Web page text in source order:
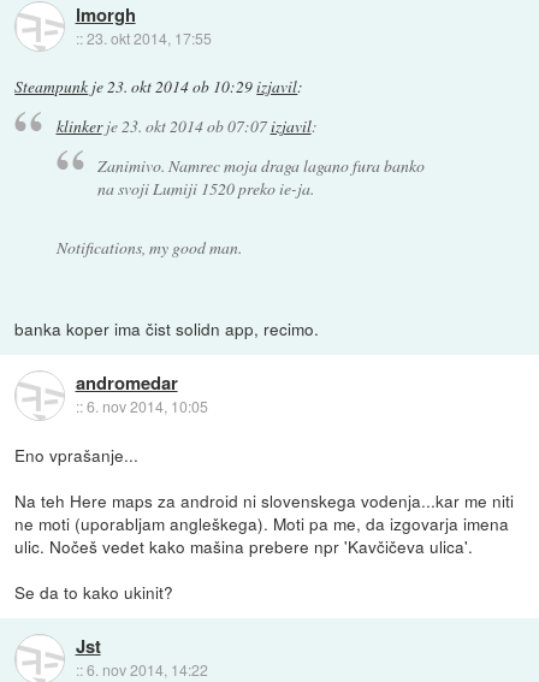
lmorgh
::23. okt 2014, 17:55
Steampunk je23. okt 2014 ob 10:29izjavil:
klinkerje23. okt 2014 ob 07:07izjavil:
Zanimivo. Namrec moja draga lagano fura banko
na svoji Lumiji 1520 preko ie-ja.
Notifications, my good man.
banka koper ima čist solidn app, recimo.
andromedar
::6. nov 2014, 10:05
Eno vprašanje...
Na teh Here maps za android ni slovenskega vodenja...kar me niti
ne moti (uporabljam angleškega). Moti pa me, da izgovarja imena
ulic. Nočeš vedet kako mašina prebere npr 'Kavčičeva ulica'.
Se da to kako ukinit?
Jst
::6. nov 2014, 14:22